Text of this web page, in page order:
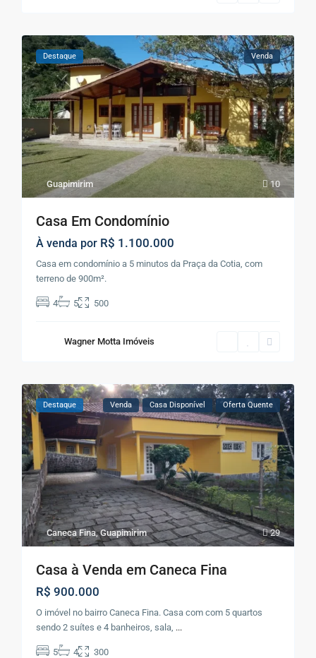
10
Guapimirim
Destaque Venda
Casa Em Condomínio
À venda por R$ 1.100.000
Casa em condomínio a 5 minutos da Praça da Cotia, com
terreno de 900m².
4 5 500
Wagner Motta Imóveis
29
Caneca Fina,Guapimirim
Destaque Venda Casa Disponível Oferta Quente
Casa à Venda em Caneca Fina
R$ 900.000
O imóvel no bairro Caneca Fina. Casa com com 5 quartos
sendo 2 suítes e 4 banheiros, sala, ...
5 4 300